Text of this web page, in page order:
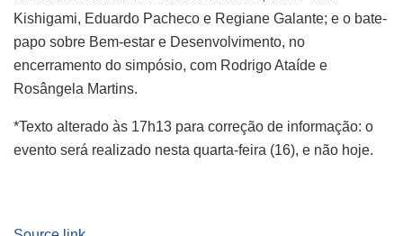
Kishigami, Eduardo Pacheco e Regiane Galante; e o bate-
papo sobre Bem-estar e Desenvolvimento, no
encerramento do simpósio, com Rodrigo Ataíde e
Rosângela Martins.
*Texto alterado às 17h13 para correção de informação: o
evento será realizado nesta quarta-feira (16), e não hoje.